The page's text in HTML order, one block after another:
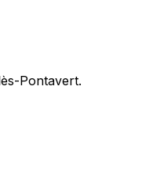
Pontavert.